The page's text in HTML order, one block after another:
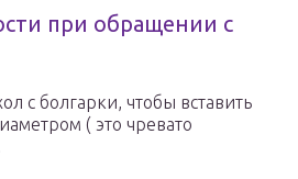
при обращении с
с болгарки, чтобы вставить
( это чревато